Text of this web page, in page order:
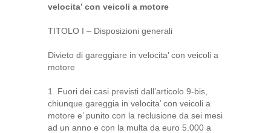
velocita’ con veicoli a motore
TITOLO I – Disposizioni generali
Divieto di gareggiare in velocita’ con veicoli a
motore
1. Fuori dei casi previsti dall’articolo 9-bis,
chiunque gareggia in velocita’ con veicoli a
motore e’ punito con la reclusione da sei mesi
ad un anno e con la multa da euro 5.000 a